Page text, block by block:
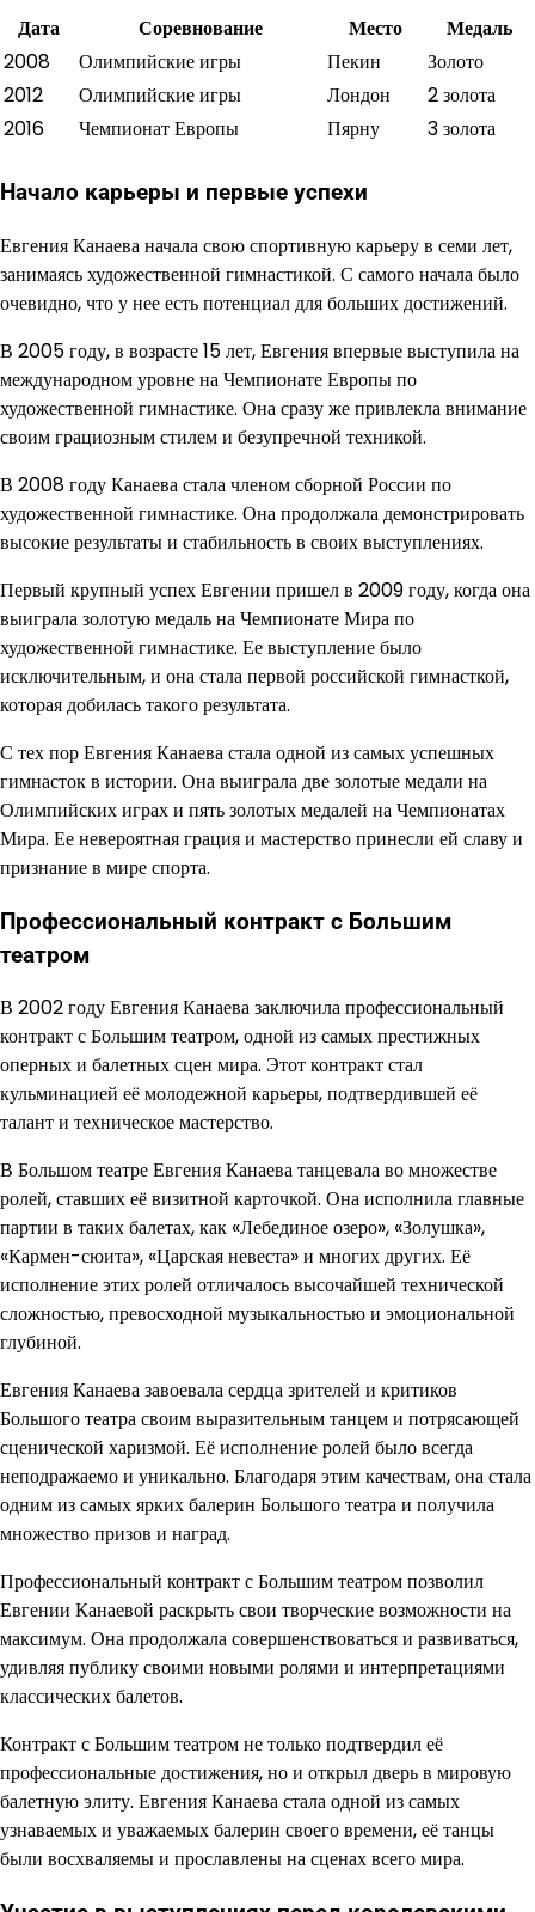
Дата
Соревнование Место
Медаль
2008
Олимпийские игры Пекин
Золото
2012
Олимпийские игры Лондон
2 золота
2016
Чемпионат Европы Пярну 3 золота
Начало карьеры и первые успехи
Евгения Канаева начала свою спортивную карьеру в семи лет,
занимаясь художественной гимнастикой. С самого начала было
очевидно, что у нее есть потенциал для больших достижений.
В 2005 году, в возрасте 15 лет, Евгения впервые выступила на
международном уровне на Чемпионате Европы по
художественной гимнастике. Она сразу же привлекла внимание
своим грациозным стилем и безупречной техникой.
В 2008 году Канаева стала членом сборной России по
художественной гимнастике. Она продолжала демонстрировать
высокие результаты и стабильность в своих выступлениях.
Первый крупный успех Евгении пришел в 2009 году, когда она
выиграла золотую медаль на Чемпионате Мира по
художественной гимнастике. Ее выступление было
исключительным, и она стала первой российской гимнасткой,
которая добилась такого результата.
С тех пор Евгения Канаева стала одной из самых успешных
гимнасток в истории. Она выиграла две золотые медали на
Олимпийских играх и пять золотых медалей на Чемпионатах
Мира. Ее невероятная грация и мастерство принесли ей славу и
признание в мире спорта.
Профессиональный контракт с Большим
театром
В 2002 году Евгения Канаева заключила профессиональный
контракт с Большим театром, одной из самых престижных
оперных и балетных сцен мира. Этот контракт стал
кульминацией её молодежной карьеры, подтвердившей её
талант и техническое мастерство.
В Большом театре Евгения Канаева танцевала во множестве
ролей, ставших её визитной карточкой. Она исполнила главные
партии в таких балетах, как «Лебединое озеро», «Золушка»,
«Кармен-сюита», «Царская невеста» и многих других. Её
исполнение этих ролей отличалось высочайшей технической
сложностью, превосходной музыкальностью и эмоциональной
глубиной.
Евгения Канаева завоевала сердца зрителей и критиков
Большого театра своим выразительным танцем и потрясающей
сценической харизмой. Её исполнение ролей было всегда
неподражаемо и уникально. Благодаря этим качествам, она стала
одним из самых ярких балерин Большого театра и получила
множество призов и наград.
Профессиональный контракт с Большим театром позволил
Евгении Канаевой раскрыть свои творческие возможности на
максимум. Она продолжала совершенствоваться и развиваться,
удивляя публику своими новыми ролями и интерпретациями
классических балетов.
Контракт с Большим театром не только подтвердил её
профессиональные достижения, но и открыл дверь в мировую
балетную элиту. Евгения Канаева стала одной из самых
узнаваемых и уважаемых балерин своего времени, её танцы
были восхваляемы и прославлены на сценах всего мира.